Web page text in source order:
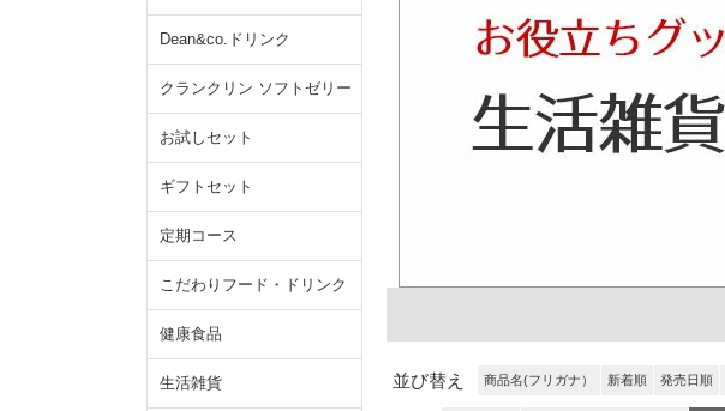
Dean&co.ドリンク
クランクリン ソフトゼリー
お試しセット
ギフトセット
定期コース
こだわりフード・ドリンク
健康食品
生活雑貨 並び替え 商品名(フリガナ） 新着順 発売日順